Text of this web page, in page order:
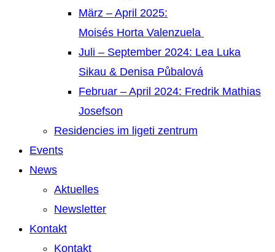
März – April 2025:
Moisés Horta Valenzuela
Juli – September 2024: Lea Luka
Sikau & Denisa Půbalová
Februar – April 2024: Fredrik Mathias
Josefson
Residencies im ligeti zentrum
Events
News
Aktuelles
Newsletter
Kontakt
Kontakt